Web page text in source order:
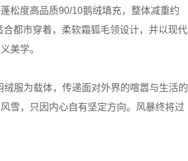
松度高品质90/10鹅绒填充，整体减重约
都市穿着，柔软霜狐毛领设计，并以现代
美学。
服为载体，传递面对外界的喧嚣与生活的
雪，只因内心自有坚定方向。风暴终将过